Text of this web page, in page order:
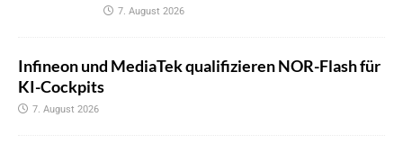
7. August 2026
Infineon und MediaTek qualifizieren NOR-Flash für
KI-Cockpits
7. August 2026